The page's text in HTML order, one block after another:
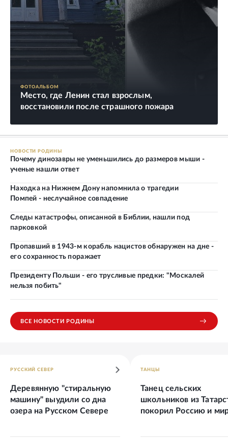
ФОТОАЛЬБОМ
Место, где Ленин стал взрослым,
восстановили после страшного пожара
НОВОСТИ РОДИНЫ
Почему динозавры не уменьшились до размеров мыши -
ученые нашли ответ
Находка на Нижнем Дону напомнила о трагедии
Помпей - неслучайное совпадение
Следы катастрофы, описанной в Библии, нашли под
парковкой
Пропавший в 1943-м корабль нацистов обнаружен на дне -
его сохранность поражает
Президенту Польши - его трусливые предки: "Москалей
нельзя побить"
ВСЕ НОВОСТИ РОДИНЫ
РУССКИЙ СЕВЕР
Деревянную "стиральную
машину" выудили со дна
озера на Русском Севере
ТАНЦЫ
Танец сельских
школьников из
покорил Россию и